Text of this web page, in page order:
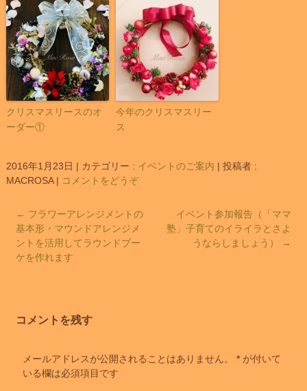
クリスマスリースのオ
ーダー①
今年のクリスマスリー
ス
2016年1月23日 | カテゴリー : イベントのご案内 | 投稿者 :
MACROSA | コメントをどうぞ
← フラワーアレンジメントの
基本形・マウンドアレンジメ
ントを活用してラウンドブー
ケを作れます
イベント参加報告（「ママ
塾」子育てのイライラとさよ
うならしましょう）
→
コメントを残す
メールアドレスが公開されることはありません。 *が付いて
いる欄は必須項目です